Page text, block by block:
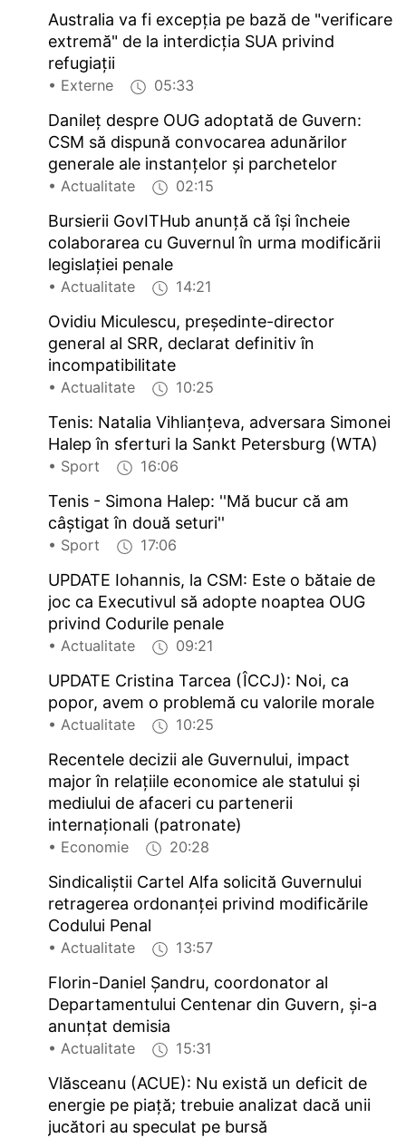
Australia va fi excepția pe bază de "verificare
extremă" de la interdicția SUA privind
refugiații
• Externe 05:33
Danileț despre OUG adoptată de Guvern:
CSM să dispună convocarea adunărilor
generale ale instanțelor și parchetelor
• Actualitate 02:15
Bursierii GovITHub anunță că își încheie
colaborarea cu Guvernul în urma modificării
legislației penale
• Actualitate 14:21
Ovidiu Miculescu, președinte-director
general al SRR, declarat definitiv în
incompatibilitate
• Actualitate 10:25
Tenis: Natalia Vihlianțeva, adversara Simonei
Halep în sferturi la Sankt Petersburg (WTA)
• Sport 16:06
Tenis - Simona Halep: ''Mă bucur că am
câștigat în două seturi''
• Sport 17:06
UPDATE Iohannis, la CSM: Este o bătaie de
joc ca Executivul să adopte noaptea OUG
privind Codurile penale
• Actualitate 09:21
UPDATE Cristina Tarcea (ÎCCJ): Noi, ca
popor, avem o problemă cu valorile morale
• Actualitate 10:25
Recentele decizii ale Guvernului, impact
major în relațiile economice ale statului și
mediului de afaceri cu partenerii
internaționali (patronate)
• Economie 20:28
Sindicaliștii Cartel Alfa solicită Guvernului
retragerea ordonanței privind modificările
Codului Penal
• Actualitate 13:57
Florin-Daniel Șandru, coordonator al
Departamentului Centenar din Guvern, și-a
anunțat demisia
• Actualitate 15:31
Vlăsceanu (ACUE): Nu există un deficit de
energie pe piață; trebuie analizat dacă unii
jucători au speculat pe bursă